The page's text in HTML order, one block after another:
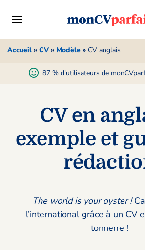
Accueil » CV » Modèle » CV anglais
87 % d'utilisateurs de
CV en
exemple et
The world is your oyster !
l’international grâce à un CV
tonnerre !